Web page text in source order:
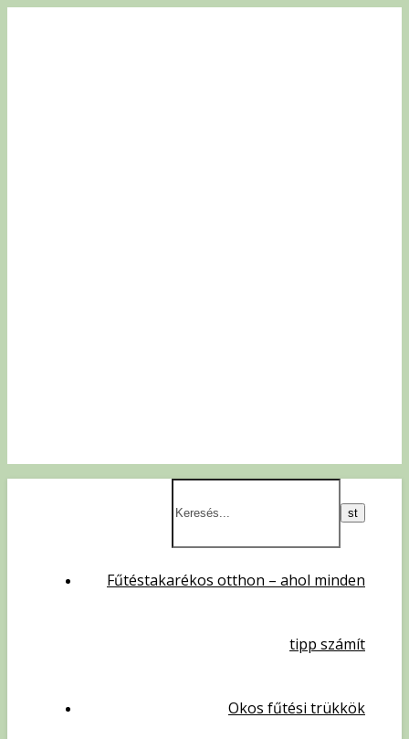
Fűtéstakarékos otthon – ahol minden
tipp számít
Okos fűtési trükkök